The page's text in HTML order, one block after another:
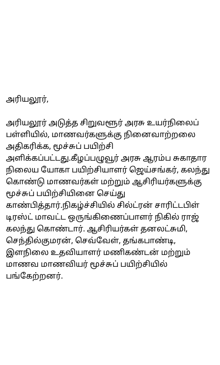
அரியலூர்,
அரியலூர் அடுத்த சிறுவளூர் அரசு உயர்நிலைப்
பள்ளியில், மாணவர்களுக்கு நினைவாற்றலை
அதிகரிக்க, மூச்சுப் பயிற்சி
அளிக்கப்பட்டது.கீழப்பழுவூர் அரசு ஆரம்ப சுகாதார
நிலைய யோகா பயிற்சியாளர் ஜெய்சங்கர், கலந்து
கொண்டு மாணவர்கள் மற்றும் ஆசிரியர்களுக்கு
மூச்சுப் பயிற்சியினை செய்து
காண்பித்தார்.நிகழ்ச்சியில் சில்ட்ரன் சாரிட்டபிள்
டிரஸ்ட் மாவட்ட ஒருங்கிணைப்பாளர் நிகில் ராஜ்
கலந்து கொண்டார். ஆசிரியர்கள் தனலட்சுமி,
செந்தில்குமரன், செவ்வேள், தங்கபாண்டி,
இளநிலை உதவியாளர் மணிகண்டன் மற்றும்
மாணவ மாணவியர் மூச்சுப் பயிற்சியில்
பங்கேற்றனர்.